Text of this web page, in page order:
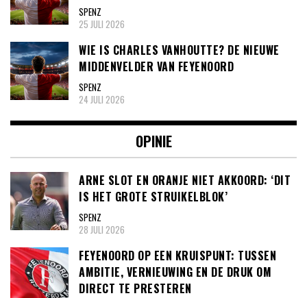
SPENZ
25 JULI 2026
WIE IS CHARLES VANHOUTTE? DE NIEUWE
MIDDENVELDER VAN FEYENOORD
SPENZ
24 JULI 2026
OPINIE
ARNE SLOT EN ORANJE NIET AKKOORD: ‘DIT
IS HET GROTE STRUIKELBLOK’
SPENZ
28 JULI 2026
FEYENOORD OP EEN KRUISPUNT: TUSSEN
AMBITIE, VERNIEUWING EN DE DRUK OM
DIRECT TE PRESTEREN